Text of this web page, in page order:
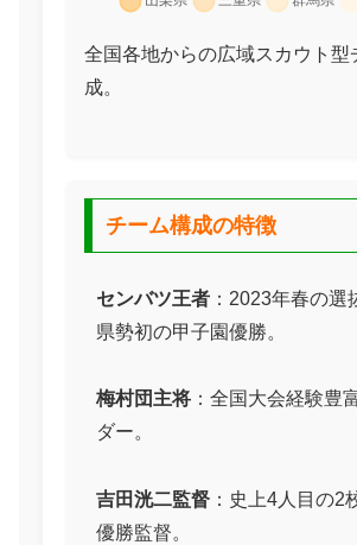
全国各地からの広域スカウト型
成。
チーム構成の特徴
センバツ王者 ：2023年春の選
県勢初の甲子園優勝。
梅村団主将 ：全国大会経験豊
ダー。
吉田洸二監督 ：史上4人目の2
優勝監督。